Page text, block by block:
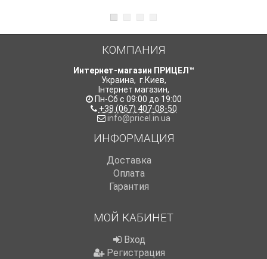
КОМПАНИЯ
Интернет-магазин ПРИЦЕЛ™
Украина, г.Киев,
Інтернет магазин,
Пн-Сб с 09:00 до 19:00
+38 (067) 407-08-50
info@pricel.in.ua
ИНФОРМАЦИЯ
Доставка
Оплата
Гарантия
МОЙ КАБИНЕТ
Вход
Регистрация